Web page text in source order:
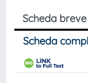
Scheda breve
Scheda